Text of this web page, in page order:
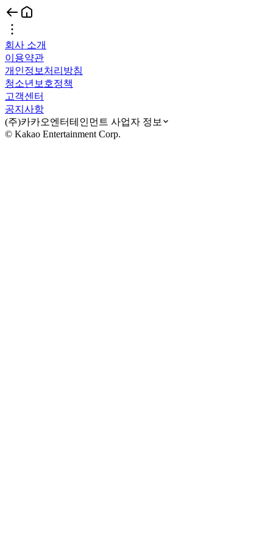
회사 소개
이용약관
개인정보처리방침
청소년보호정책
고객센터
공지사항
(주)카카오엔터테인먼트 사업자 정보
© Kakao Entertainment Corp.